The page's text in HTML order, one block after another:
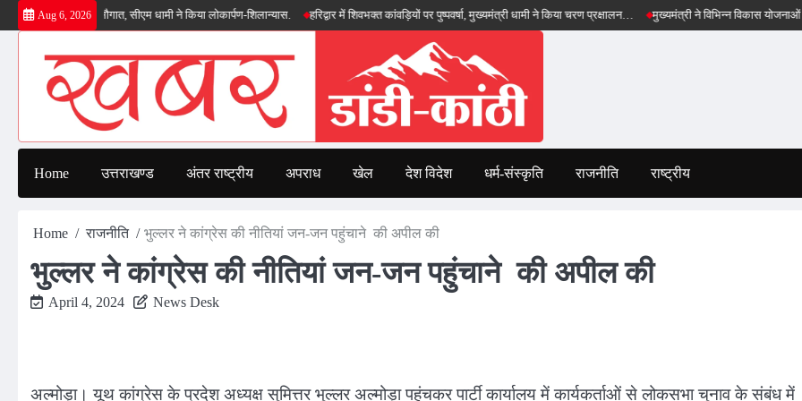
Skip
to
Aug 6, 2026
योजनाओं की सौगात, सीएम धामी ने किया लोकार्पण-शिलान्यास. हरिद्वार में शिवभक्त कांवड़ियों पर पुष्पवर्षा, मुख्यमंत्री धामी ने किया चरण प्रक्षालन… मुख्यमंत्री ने विभिन्न विकास योजनाओं के
Home उत्तराखण्ड अंतर राष्ट्रीय अपराध खेल देश विदेश धर्म-संस्कृति राजनीति राष्ट्रीय
Home राजनीति भुल्लर ने कांग्रेस की नीतियां जन-जन पहुंचाने की अपील की
भुल्लर ने कांग्रेस की नीतियां जन-जन पहुंचाने की अपील की
April 4, 2024 News Desk
अल्मोड़ा। यूथ कांग्रेस के प्रदेश अध्यक्ष सुमित्तर भुल्लर अल्मोड़ा पहुंचकर पार्टी कार्यालय में कार्यकर्ताओं से लोकसभा चुनाव के संबंध में